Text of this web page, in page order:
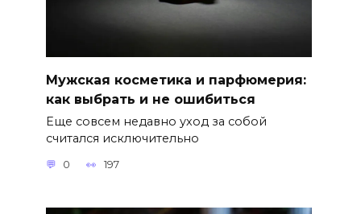
Мужская косметика и парфюмерия:
как выбрать и не ошибиться
Еще совсем недавно уход за собой
считался исключительно
0 197